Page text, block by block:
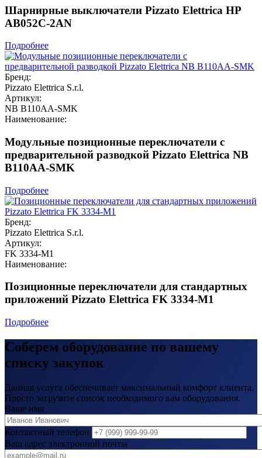
Шарнирные выключатели Pizzato Elettrica HP
AB052C-2AN
Подробнее
Бренд:
Pizzato Elettrica S.r.l.
Артикул:
NB B110AA-SMK
Наименование:
Модульные позиционные переключатели с
предварительной разводкой Pizzato Elettrica NB
B110AA-SMK
Подробнее
Бренд:
Pizzato Elettrica S.r.l.
Артикул:
FK 3334-M1
Наименование:
Позиционные переключатели для стандартных
приложений Pizzato Elettrica FK 3334-M1
Подробнее
Соберем оборудование по вашему
списку закупок
Данная услуга обеспечивает максимальный комфорт клиента.
Просто загрузите список необходимого вам оборудования.
Ваше имя
Контактный телефон
Ваш адрес электронной почты